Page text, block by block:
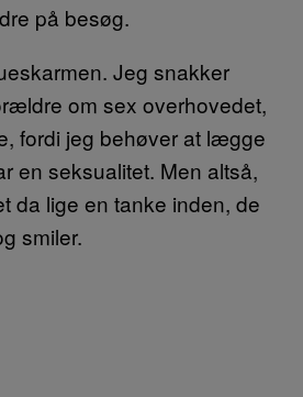
på besøg.
Jeg snakker
om sex overhovedet,
fordi jeg behøver at lægge
en seksualitet. Men altså,
da lige en tanke inden, de
smiler.